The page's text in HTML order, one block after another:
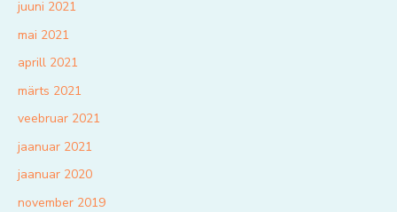
juuni 2021
mai 2021
aprill 2021
märts 2021
veebruar 2021
jaanuar 2021
jaanuar 2020
november 2019